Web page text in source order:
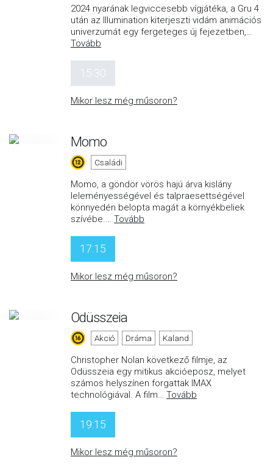
2024 nyarának legviccesebb vígjátéka, a Gru 4
után az Illumination kiterjeszti vidám animációs
univerzumát egy fergeteges új fejezetben,…
Tovább
15:30
Mikor lesz még műsoron?
Momo
Családi
Momo, a göndör vörös hajú árva kislány
leleményességével és talpraesettségével
könnyedén belopta magát a környékbeliek
szívébe.… Tovább
17:15
Mikor lesz még műsoron?
Odüsszeia
Akció Dráma Kaland
Christopher Nolan következő filmje, az
Odüsszeia egy mitikus akcióeposz, melyet
számos helyszínen forgattak IMAX
technológiával. A film… Tovább
19:15
Mikor lesz még műsoron?